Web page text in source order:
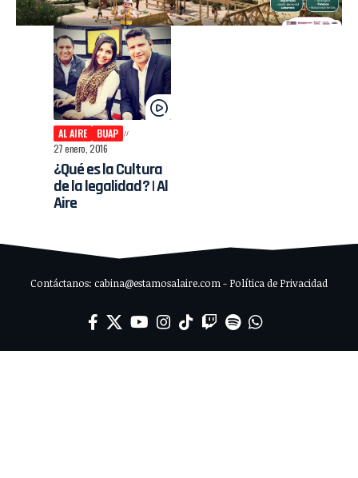
AL AIRE
BUAP
27 enero, 2016
¿Qué es la Cultura
de la legalidad? | Al
Aire
Contáctanos: cabina@estamosalaire.com - Política de Privacidad